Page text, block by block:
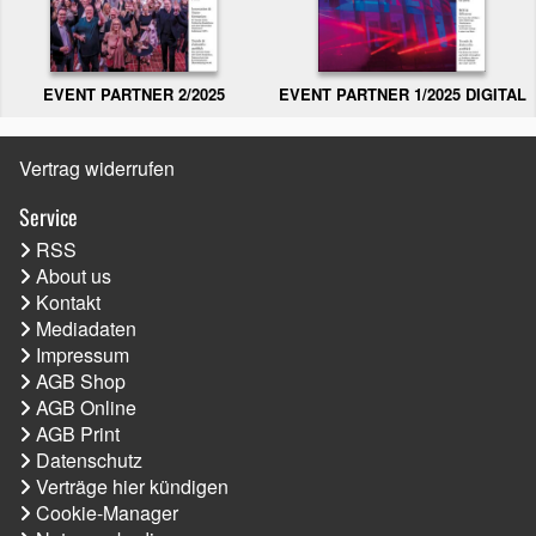
EVENT PARTNER 2/2025 EVENT PARTNER 1/2025 DIGITAL
Vertrag widerrufen
Service
RSS
About us
Kontakt
Mediadaten
Impressum
AGB Shop
AGB Online
AGB Print
Datenschutz
Verträge hier kündigen
Cookie-Manager